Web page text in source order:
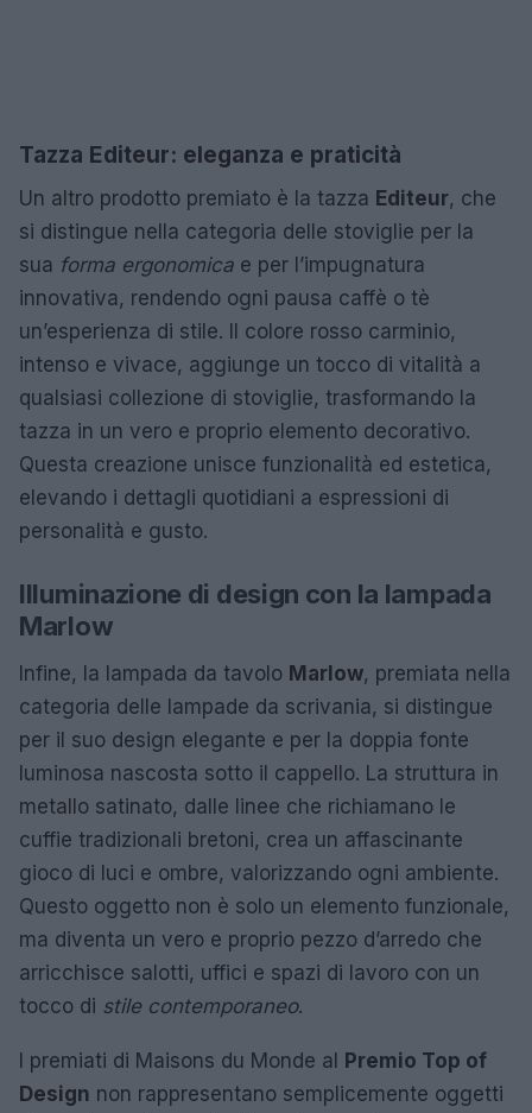
Tazza Editeur: eleganza e praticità
Un altro prodotto premiato è la tazza Editeur, che
si distingue nella categoria delle stoviglie per la
sua forma ergonomica e per l’impugnatura
innovativa, rendendo ogni pausa caffè o tè
un’esperienza di stile. Il colore rosso carminio,
intenso e vivace, aggiunge un tocco di vitalità a
qualsiasi collezione di stoviglie, trasformando la
tazza in un vero e proprio elemento decorativo.
Questa creazione unisce funzionalità ed estetica,
elevando i dettagli quotidiani a espressioni di
personalità e gusto.
Illuminazione di design con la lampada
Marlow
Infine, la lampada da tavolo Marlow, premiata nella
categoria delle lampade da scrivania, si distingue
per il suo design elegante e per la doppia fonte
luminosa nascosta sotto il cappello. La struttura in
metallo satinato, dalle linee che richiamano le
cuffie tradizionali bretoni, crea un affascinante
gioco di luci e ombre, valorizzando ogni ambiente.
Questo oggetto non è solo un elemento funzionale,
ma diventa un vero e proprio pezzo d’arredo che
arricchisce salotti, uffici e spazi di lavoro con un
tocco di stile contemporaneo.
I premiati di Maisons du Monde al Premio Top of
Design non rappresentano semplicemente oggetti